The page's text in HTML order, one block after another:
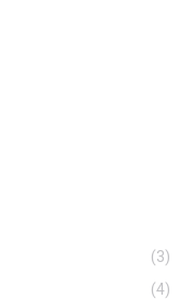
(3)
(4)